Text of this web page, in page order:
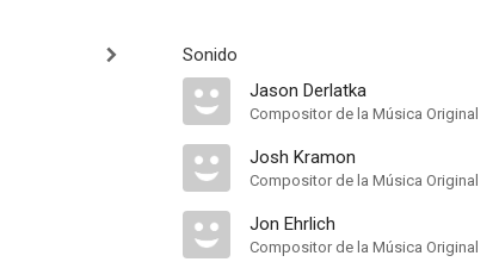
Sonido
Jason Derlatka
Compositor de la Música Original
Josh Kramon
Compositor de la Música Original
Jon Ehrlich
Compositor de la Música Original